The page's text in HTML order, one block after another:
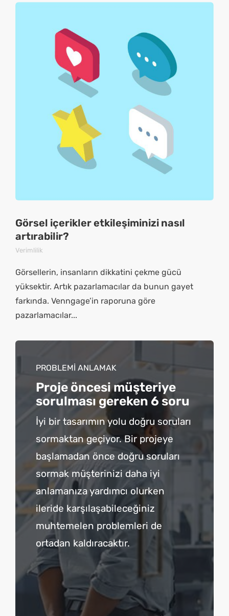
Görsel içerikler etkileşiminizi nasıl
artırabilir?
Verimlilik
Görsellerin, insanların dikkatini çekme gücü
yüksektir. Artık pazarlamacılar da bunun gayet
farkında. Venngage’in raporuna göre
pazarlamacılar...
PROBLEMİ ANLAMAK
Proje öncesi müşteriye
sorulması gereken 6 soru
İyi bir tasarımın yolu doğru soruları
sormaktan geçiyor. Bir projeye
başlamadan önce doğru soruları
sormak müşterinizi daha iyi
anlamanıza yardımcı olurken
ileride karşılaşabileceğiniz
muhtemelen problemleri de
ortadan kaldıracaktır.